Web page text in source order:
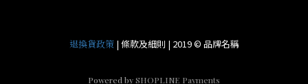
退換貨政策| 條款及細則 | 2019 © 品牌名稱
Powered bySHOPLINE Payments